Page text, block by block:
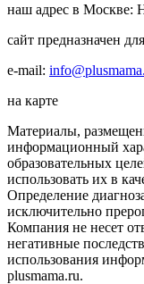
наш адрес в Москве:
сайт предназначен
e-mail:
на карте
Материалы,
информационный
образовательных
использовать их в
Определение
исключительно
Компания не несет
негативные
использования
plusmama.ru.